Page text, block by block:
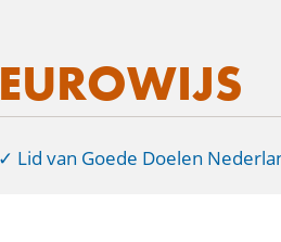
EUROWIJS
Lid van Goede Doelen